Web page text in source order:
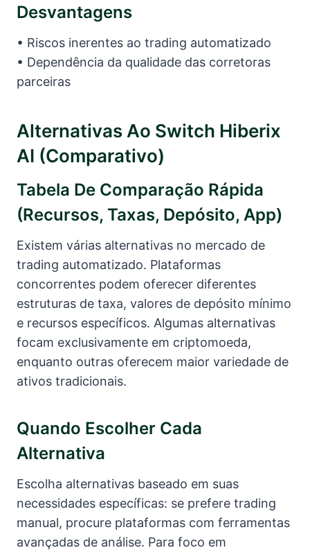
Desvantagens
• Riscos inerentes ao trading automatizado
• Dependência da qualidade das corretoras
parceiras
Alternativas Ao Switch Hiberix
AI (comparativo)
Tabela De Comparação Rápida
(recursos, Taxas, Depósito, App)
Existem várias alternativas no mercado de
trading automatizado. Plataformas
concorrentes podem oferecer diferentes
estruturas de taxa, valores de depósito mínimo
e recursos específicos. Algumas alternativas
focam exclusivamente em criptomoeda,
enquanto outras oferecem maior variedade de
ativos tradicionais.
Quando Escolher Cada
Alternativa
Escolha alternativas baseado em suas
necessidades específicas: se prefere trading
manual, procure plataformas com ferramentas
avançadas de análise. Para foco em